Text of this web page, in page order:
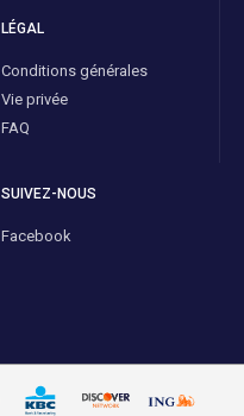
LÉGAL
Conditions générales
Vie privée
FAQ
SUIVEZ-NOUS
Facebook